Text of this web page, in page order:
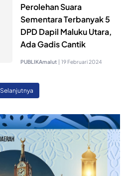
Perolehan Suara
Sementara Terbanyak 5
DPD Dapil Maluku Utara,
Ada Gadis Cantik
PUBLIKAmalut | 19 Februari 2024
Selanjutnya